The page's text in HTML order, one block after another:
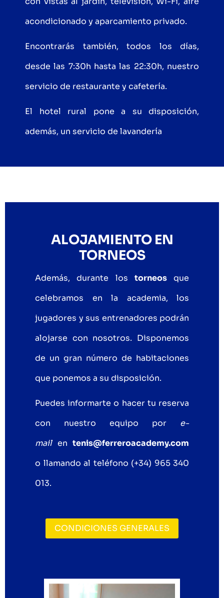
acondicionado y aparcamiento privado.
Encontrarás también, todos los días,
desde las 7:30h hasta las 22:30h, nuestro
servicio de restaurante y cafetería.
El hotel rural pone a su disposición,
además, un servicio de lavandería
ALOJAMIENTO EN
TORNEOS
Además, durante los torneosque
celebramos en la academia, los
jugadores y sus entrenadores podrán
alojarse con nosotros. Disponemos
de un gran número de habitaciones
que ponemos a su disposición.
Puedes informarte o hacer tu reserva
con nuestro equipo por e-
mailen tenis@ferreroacademy.com
o llamando al teléfono (+34) 965 340
013.
CONDICIONES GENERALES